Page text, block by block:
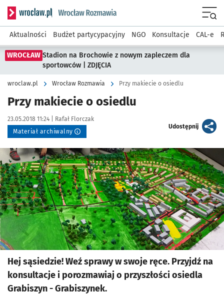
Serwis informacyjny wroclaw.pl podserwis: Rozmawia
Aktualności Budżet partycypacyjny NGO Konsultacje CAL-e
WROCŁAW Stadion na Brochowie z nowym zapleczem dla
sportowców | ZDJĘCIA
wroclaw.pl Wrocław Rozmawia Przy makiecie o osiedlu
Przy makiecie o osiedlu
Data publikacji:
23.05.2018 11:24 | Autor:
Rafał Florczak
Materiał archiwalny
Udostępnijartykuł
Kliknij, aby powiększyć
Hej sąsiedzie! Weź sprawy w swoje ręce. Przyjdź na
konsultacje i porozmawiaj o przyszłości osiedla
Grabiszyn - Grabiszynek.